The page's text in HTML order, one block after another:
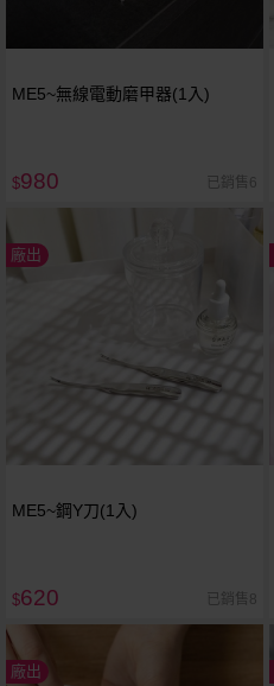
ME5~無線電動磨甲器(1入)
$980 已銷售6
廠出
ME5~鋼Y刀(1入)
$620 已銷售8
廠出